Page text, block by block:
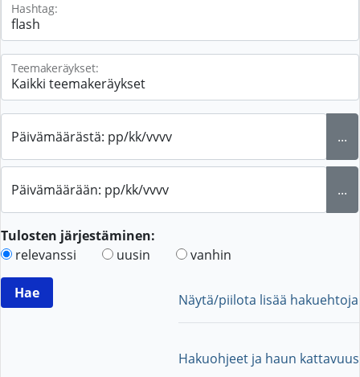
Hashtag:
Teemakeräykset:
Päivämäärästä: pp/kk/vvvv ...
Päivämäärään: pp/kk/vvvv ...
Tulosten järjestäminen:
relevanssi
uusin vanhin
Näytä/piilota lisää hakuehtoja
Hakuohjeet ja haun kattavuus